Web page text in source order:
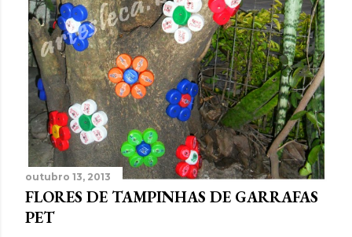
outubro 13, 2013
FLORES DE TAMPINHAS DE GARRAFAS
PET